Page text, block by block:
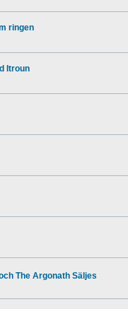
ringen
Itroun
The Argonath Säljes